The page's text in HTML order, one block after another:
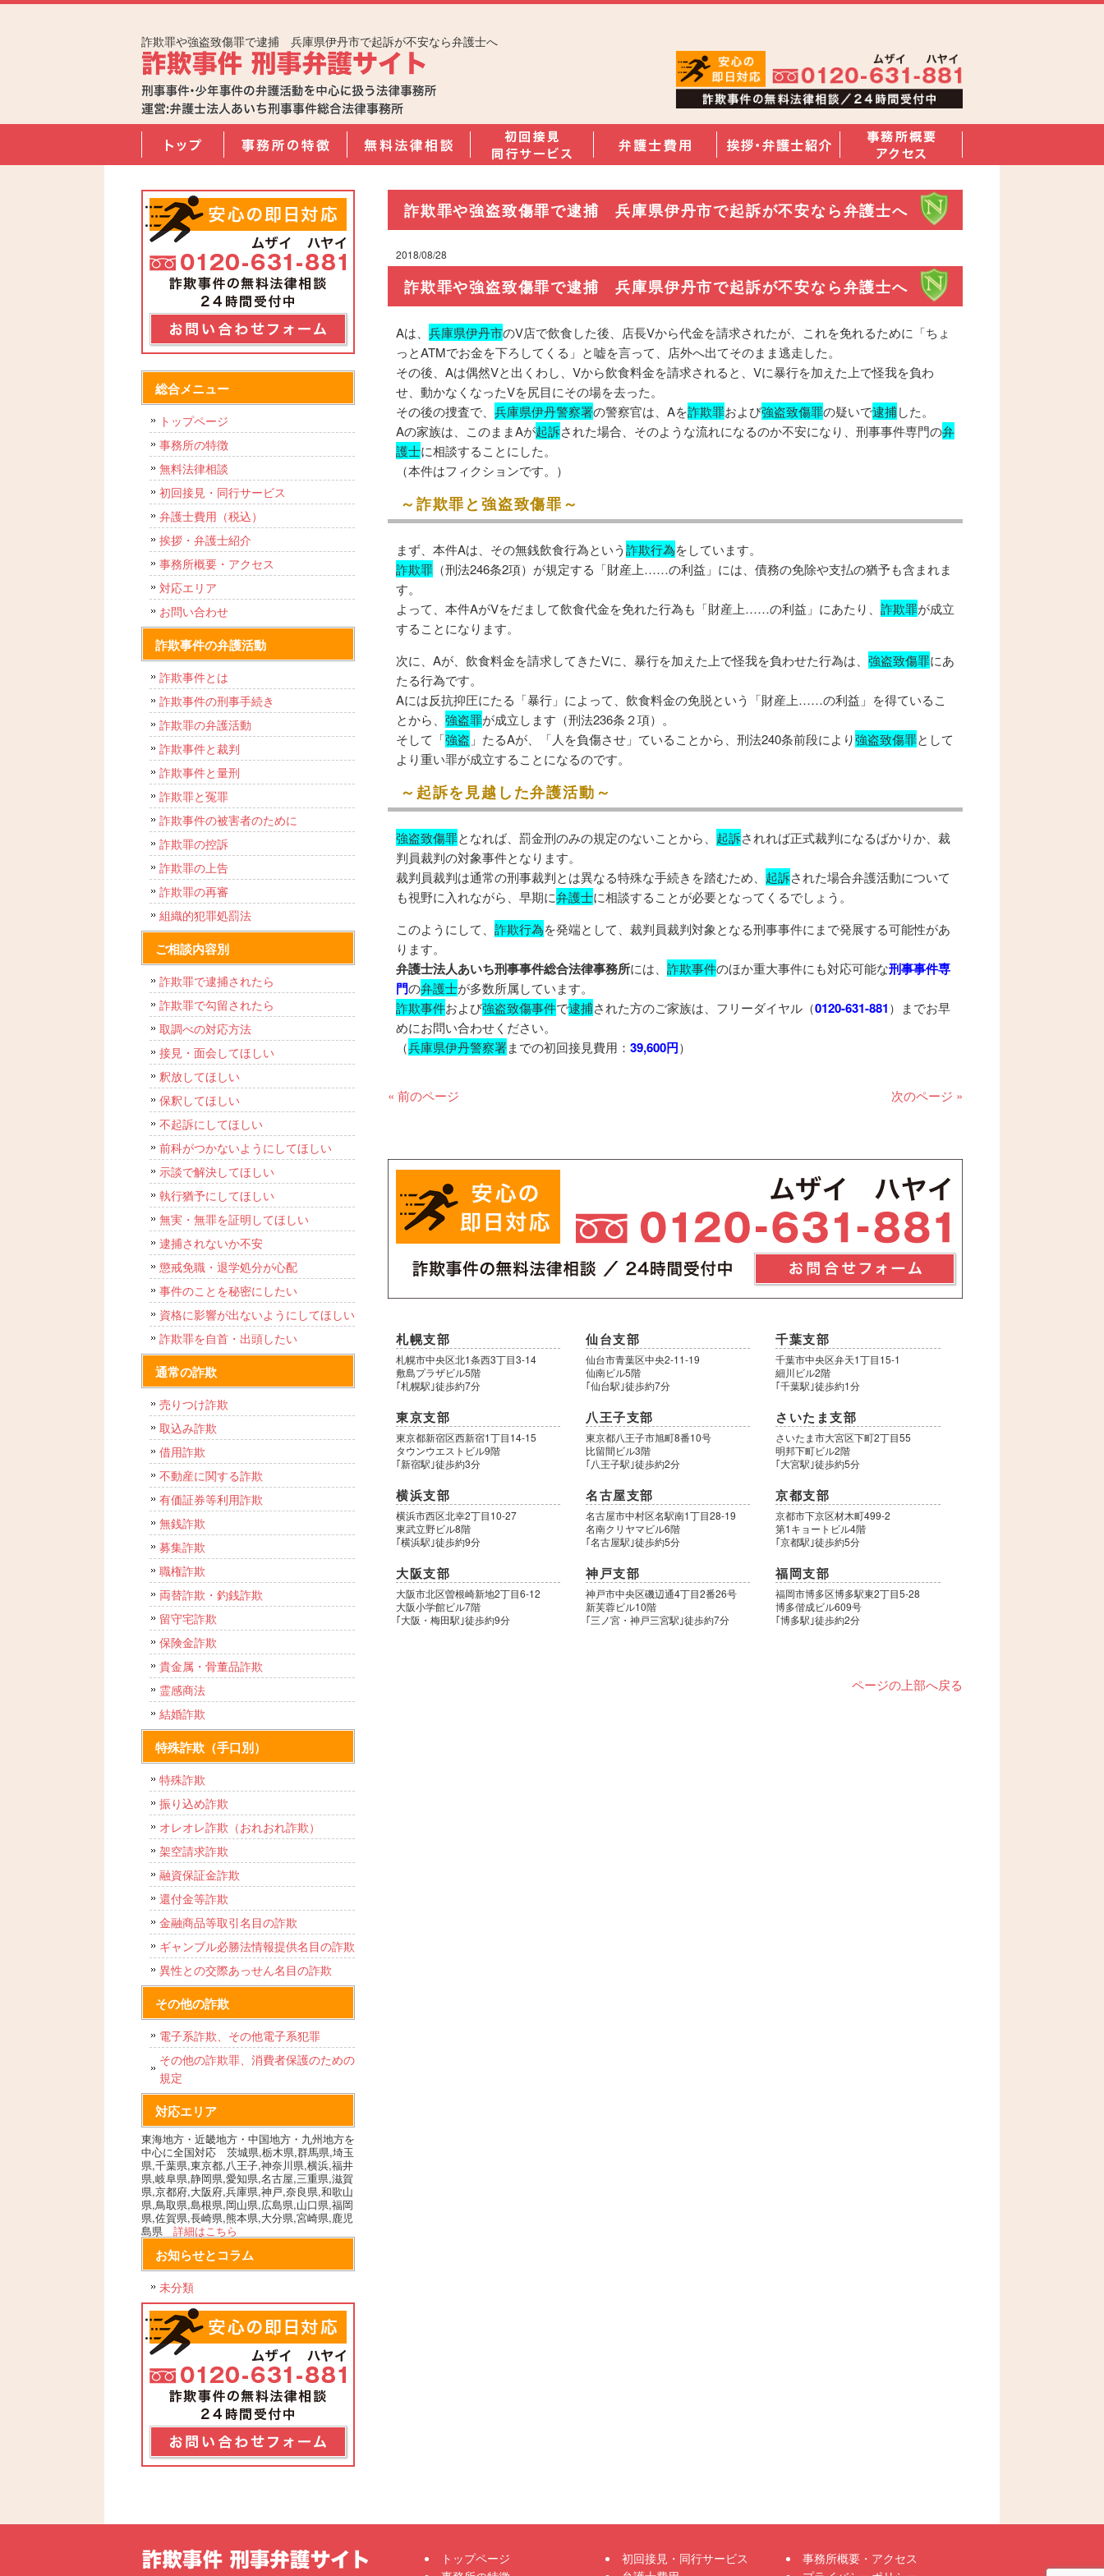
詐欺罪や強盗致傷罪で逮捕 兵庫県伊丹市で起訴が不安なら弁護士へ
詐欺罪や強盗致傷罪で逮捕 兵庫県伊丹市で起訴が不安なら弁護士へ
2018/08/28
詐欺罪や強盗致傷罪で逮捕 兵庫県伊丹市で起訴が不安なら弁護士へ
Aは、 兵庫県伊丹市のV店で飲食した後、店長Vから代金を請求されたが、これを免れるために「ちょ
っとATMでお金を下ろしてくる」と嘘を言って、店外へ出てそのまま逃走した。
その後、Aは偶然Vと出くわし、Vから飲食料金を請求されると、Vに暴行を加えた上で怪我を負わ
せ、動かなくなったVを尻目にその場を去った。
その後の捜査で、 兵庫県伊丹警察署の警察官は、Aを詐欺罪および強盗致傷罪の疑いで逮捕した。
Aの家族は、このままAが起訴された場合、そのような流れになるのか不安になり、刑事事件専門の弁
護士に相談することにした。
（本件はフィクションです。）
～詐欺罪と強盗致傷罪～
まず、本件Aは、その無銭飲食行為という詐欺行為をしています。
詐欺罪 （刑法246条2項）が規定する「財産上……の利益」には、債務の免除や支払の猶予も含まれま
す。
よって、本件AがVをだまして飲食代金を免れた行為も「財産上……の利益」にあたり、 詐欺罪が成立
することになります。
次に、Aが、飲食料金を請求してきたVに、暴行を加えた上で怪我を負わせた行為は、 強盗致傷罪にあ
たる行為です。
Aには反抗抑圧にたる「暴行」によって、飲食料金の免脱という「財産上……の利益」を得ているこ
とから、 強盗罪が成立します（刑法236条２項）。
そして「強盗 」たるAが、「人を負傷させ」ていることから、刑法240条前段により強盗致傷罪として
より重い罪が成立することになるのです。
～起訴を見越した弁護活動～
強盗致傷罪となれば、罰金刑のみの規定のないことから、 起訴されれば正式裁判になるばかりか、裁
判員裁判の対象事件となります。
裁判員裁判は通常の刑事裁判とは異なる特殊な手続きを踏むため、 起訴された場合弁護活動について
も視野に入れながら、早期に弁護士に相談することが必要となってくるでしょう。
このようにして、 詐欺行為を発端として、裁判員裁判対象となる刑事事件にまで発展する可能性があ
ります。
弁護士法人あいち刑事事件総合法律事務所には、 詐欺事件のほか重大事件にも対応可能な刑事事件専
門の弁護士が多数所属しています。
詐欺事件および強盗致傷事件で逮捕された方のご家族は、フリーダイヤル（0120-631-881）までお早
めにお問い合わせください。
（兵庫県伊丹警察署までの初回接見費用： 39,600円）
« 前のページ 次のページ »
札幌支部
札幌市中央区北1条西3丁目3-14
敷島プラザビル5階
｢札幌駅｣徒歩約7分
仙台支部
仙台市青葉区中央2-11-19
仙南ビル5階
｢仙台駅｣徒歩約7分
千葉支部
千葉市中央区弁天1丁目15-1
細川ビル2階
｢千葉駅｣徒歩約1分
東京支部
東京都新宿区西新宿1丁目14-15
タウンウエストビル9階
｢新宿駅｣徒歩約3分
八王子支部
東京都八王子市旭町8番10号
比留間ビル3階
｢八王子駅｣徒歩約2分
さいたま支部
さいたま市大宮区下町2丁目55
明邦下町ビル2階
｢大宮駅｣徒歩約5分
横浜支部
横浜市西区北幸2丁目10-27
東武立野ビル8階
｢横浜駅｣徒歩約9分
名古屋支部
名古屋市中村区名駅南1丁目28-19
名南クリヤマビル6階
｢名古屋駅｣徒歩約5分
京都支部
京都市下京区材木町499-2
第1キョートビル4階
｢京都駅｣徒歩約5分
大阪支部
大阪市北区曽根崎新地2丁目6-12
大阪小学館ビル7階
｢大阪・梅田駅｣徒歩約9分
神戸支部
神戸市中央区磯辺通4丁目2番26号
新芙蓉ビル10階
｢三ノ宮・神戸三宮駅｣徒歩約7分
福岡支部
福岡市博多区博多駅東2丁目5-28
博多偕成ビル609号
｢博多駅｣徒歩約2分
ページの上部へ戻る
総合メニュー
トップページ
事務所の特徴
無料法律相談
初回接見・同行サービス
弁護士費用（税込）
挨拶・弁護士紹介
事務所概要・アクセス
対応エリア
お問い合わせ
詐欺事件の弁護活動
詐欺事件とは
詐欺事件の刑事手続き
詐欺罪の弁護活動
詐欺事件と裁判
詐欺事件と量刑
詐欺罪と冤罪
詐欺事件の被害者のために
詐欺罪の控訴
詐欺罪の上告
詐欺罪の再審
組織的犯罪処罰法
ご相談内容別
詐欺罪で逮捕されたら
詐欺罪で勾留されたら
取調べの対応方法
接見・面会してほしい
釈放してほしい
保釈してほしい
不起訴にしてほしい
前科がつかないようにしてほしい
示談で解決してほしい
執行猶予にしてほしい
無実・無罪を証明してほしい
逮捕されないか不安
懲戒免職・退学処分が心配
事件のことを秘密にしたい
資格に影響が出ないようにしてほしい
詐欺罪を自首・出頭したい
通常の詐欺
売りつけ詐欺
取込み詐欺
借用詐欺
不動産に関する詐欺
有価証券等利用詐欺
無銭詐欺
募集詐欺
職権詐欺
両替詐欺・釣銭詐欺
留守宅詐欺
保険金詐欺
貴金属・骨董品詐欺
霊感商法
結婚詐欺
特殊詐欺（手口別）
特殊詐欺
振り込め詐欺
オレオレ詐欺（おれおれ詐欺）
架空請求詐欺
融資保証金詐欺
還付金等詐欺
金融商品等取引名目の詐欺
ギャンブル必勝法情報提供名目の詐欺
異性との交際あっせん名目の詐欺
その他の詐欺
電子系詐欺、その他電子系犯罪
その他の詐欺罪、消費者保護のための
規定
対応エリア
東海地方・近畿地方・中国地方・九州地方を
中心に全国対応 茨城県,栃木県,群馬県,埼玉
県,千葉県,東京都,八王子,神奈川県,横浜,福井
県,岐阜県,静岡県,愛知県,名古屋,三重県,滋賀
県,京都府,大阪府,兵庫県,神戸,奈良県,和歌山
県,鳥取県,島根県,岡山県,広島県,山口県,福岡
県,佐賀県,長崎県,熊本県,大分県,宮崎県,鹿児
島県 詳細はこちら
お知らせとコラム
未分類
トップページ
初回接見・同行サービス
事務所概要・アクセス